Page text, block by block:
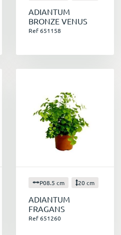
ADIANTUM
BRONZE VENUS
Ref 651158
P08.5 cm 20 cm
ADIANTUM
FRAGANS
Ref 651260